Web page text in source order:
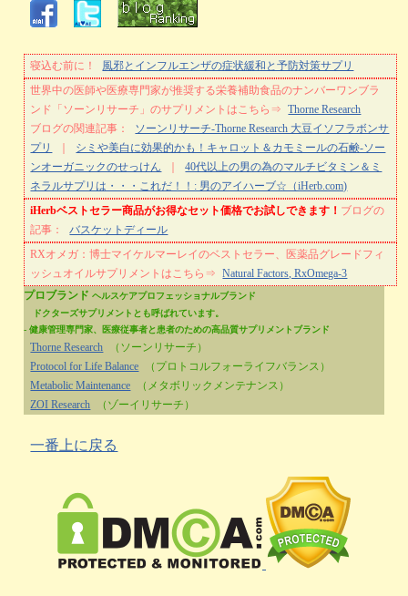
寝込む前に！
風邪とインフルエンザの症状緩和と予防対策サプリ
世界中の医師や医療専門家が推奨する栄養補助食品のナンバーワンブラ
ンド「ソーンリサーチ」のサプリメントはこちら⇒
Thorne Research
ブログの関連記事：
ソーンリサーチ-Thorne Research 大豆イソフラボンサ
プリ
｜
シミや美白に効果的かも！キャロット＆カモミールの石鹸-ソー
ンオーガニックのせっけん
｜
40代以上の男の為のマルチビタミン＆ミ
ネラルサプリは・・・これだ！！: 男のアイハーブ☆（iHerb.com)
iHerbベストセラー商品がお得なセット価格でお試しできます！ ブログの
記事：
バスケットディール
RXオメガ：博士マイケルマーレイのベストセラー、医薬品グレードフィ
ッシュオイルサプリメントはこちら⇒
Natural Factors, RxOmega-3
プロブランド ヘルスケアプロフェッショナルブランド
ドクターズサプリメントとも呼ばれています。
- 健康管理専門家、医療従事者と患者のための高品質サプリメントブランド
Thorne Research
（ソーンリサーチ）
Protocol for Life Balance
（プロトコルフォーライフバランス）
Metabolic Maintenance
（メタボリックメンテナンス）
ZOI Research
（ゾーイリサーチ）
一番上に戻る